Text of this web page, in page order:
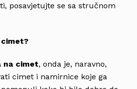
posavjetujte se sa stručnom
na cimet, onda je, naravno,
cimet i namirnice koje ga